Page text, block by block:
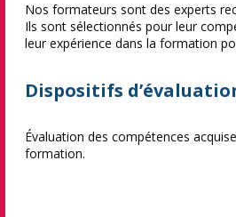
Nos formateurs sont des experts
Ils sont sélectionnés pour leur
leur expérience dans la formation
Dispositifs
Évaluation des compétences
formation.